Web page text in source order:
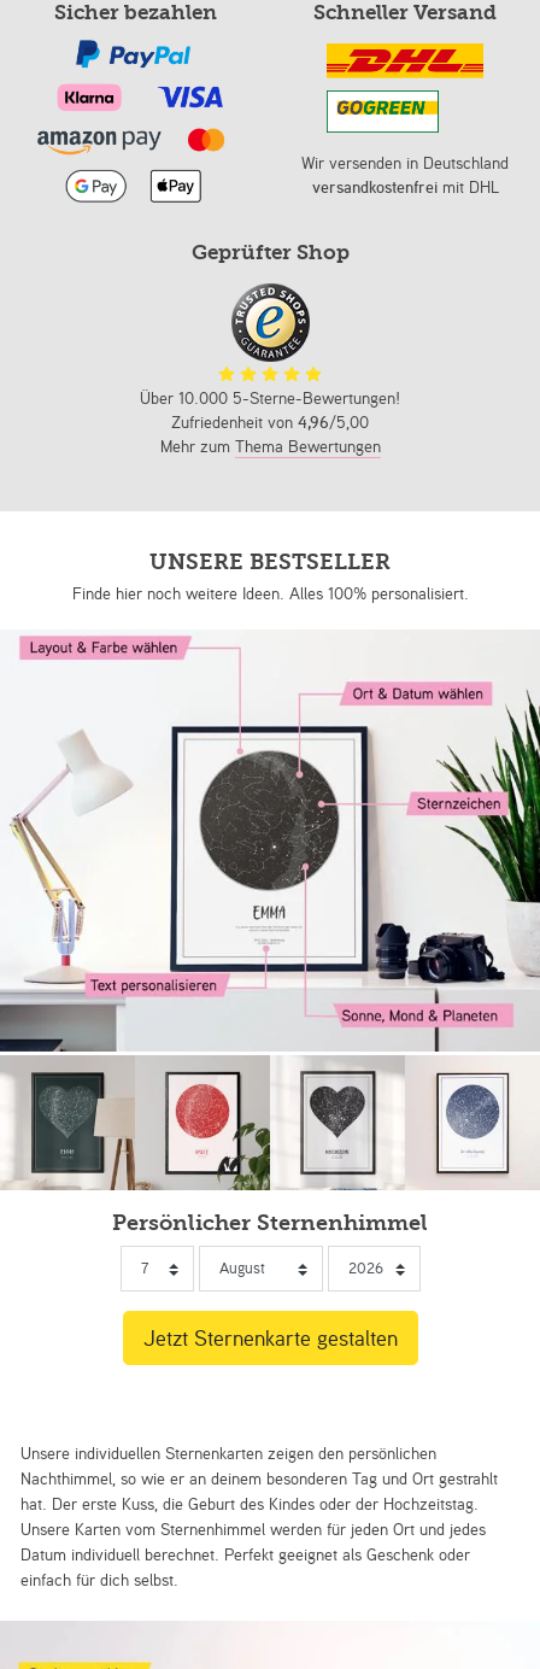
Sicher bezahlen Schneller Versand
Wir versenden in Deutschland
versandkostenfreimit DHL
Geprüfter Shop
Über 10.000 5-Sterne-Bewertungen!
Zufriedenheit von 4,96/5,00
Mehr zum Thema Bewertungen
UNSERE BESTSELLER
Finde hier noch weitere Ideen. Alles 100% personalisiert.
Persönlicher Sternenhimmel
Unsere individuellen Sternenkarten zeigen den persönlichen
Nachthimmel, so wie er an deinem besonderen Tag und Ort gestrahlt
hat. Der erste Kuss, die Geburt des Kindes oder der Hochzeitstag.
Unsere Karten vom Sternenhimmel werden für jeden Ort und jedes
Datum individuell berechnet. Perfekt geeignet als Geschenk oder
einfach für dich selbst.